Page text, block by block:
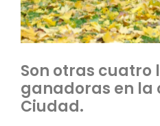
Son otras cuatro
ganadoras en la
Ciudad.